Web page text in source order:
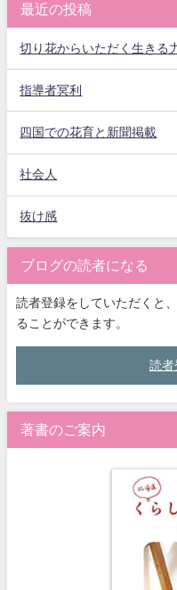
最近の投稿
切り花からいただく生きる
指導者冥利
四国での花育と新聞掲載
社会人
抜け感
ブログの読者になる
読者登録をしていただくと
ることができます。
読者
著書のご案内